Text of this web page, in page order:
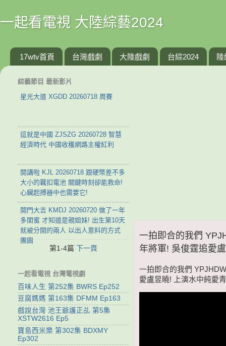
一起看電視 大陸綜藝2024
17wtv首頁 台灣戲劇 大陸戲劇 台綜2024 陸
一拍即合的我們
年將軍! 吳俊霆追愛
一拍即合的我們
愛盧昱曉! 上演水中純愛
綜藝節目 最新影片
星光大道 XGDD 20260718 周賽
這就是中國 ZJSZG 20260728 智慧
經濟時代 中國收穫網路主權紅利
開講啦 KJL 20260718 跟硬幣差不多
大小的羈扣電池 關鍵時刻卻能救命!
心臟起搏器中也需要它!
開門大吉 KMDJ 20260720 做了一年
多閨蜜 才知道是親姐妹! 出生第10天
就被分開的兩人 以出人意料的方式
團圓
第1-4篇 下一頁
一起看電視 台灣電視劇
百味人生 第252集 BWRS Ep252
豆腐媽媽 第163集 DFMM Ep163
戲說台灣 池王爺護正乩 第5集
XSTW2616 Ep5
寶島西米樂 第302集 BDXMY
Ep302